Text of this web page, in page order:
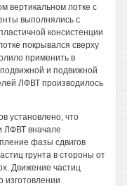
вертикальном лотке с
выполнялись с
консистенции
покрывался сверху
применить в
и подвижной
ЛФВТ производилось
установлено, что
ЛФВТ вначале
фазы сдвигов
грунта в стороны от
Движение частиц
изготовлении